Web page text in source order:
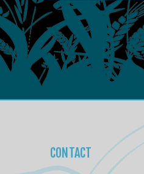
CONTACT